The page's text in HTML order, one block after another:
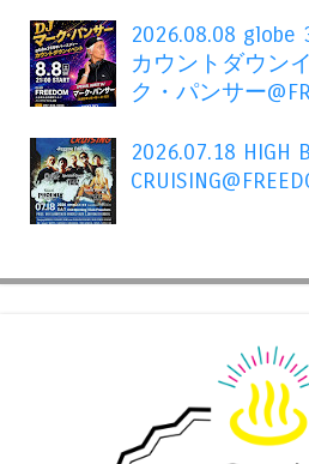
2026.08.08
カウントダウン
ク・パンサー
2026.07.18 HIGH